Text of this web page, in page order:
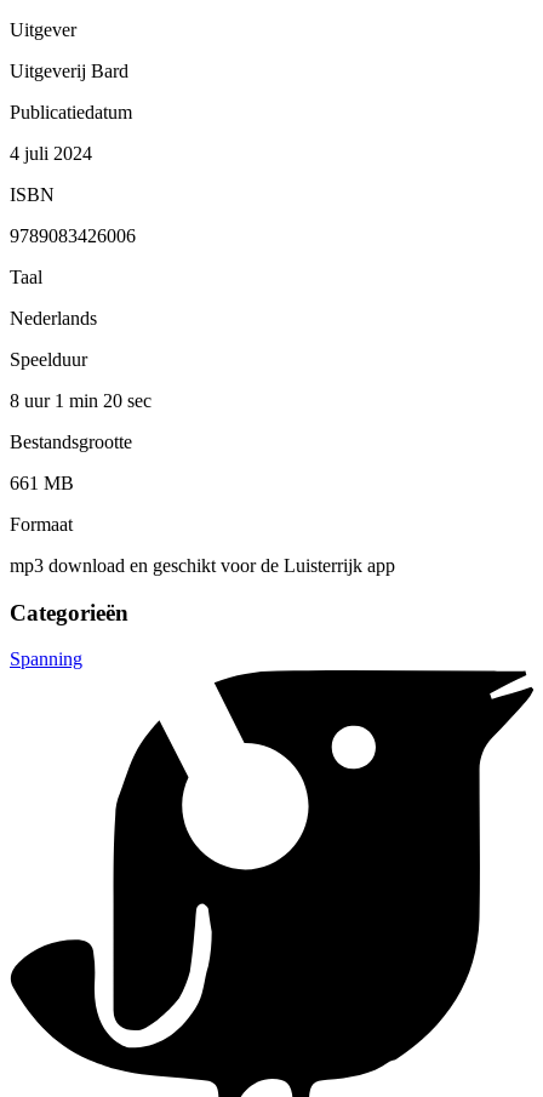
Uitgever
Uitgeverij Bard
Publicatiedatum
4 juli 2024
ISBN
9789083426006
Taal
Nederlands
Speelduur
8 uur 1 min 20 sec
Bestandsgrootte
661 MB
Formaat
mp3 download en geschikt voor de Luisterrijk app
Categorieën
Spanning